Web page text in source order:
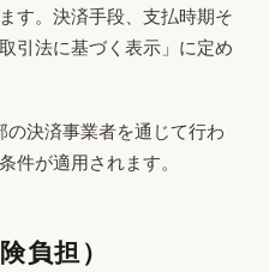
す。決済手段、支払時期そ
引法に基づく表示」に定め
の決済事業者を通じて行わ
件が適用されます。
負担）